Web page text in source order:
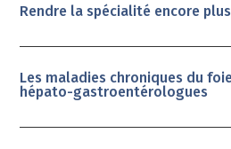
Rendre la spécialité encore
Les maladies chroniques du
hépato-gastroentérologues